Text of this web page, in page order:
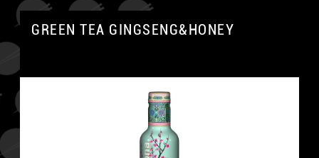
GREEN TEA GINGSENG&HONEY